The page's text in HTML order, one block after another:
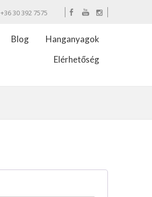
+36 30 392 7575
Blog
Hanganyagok
Elérhetőség